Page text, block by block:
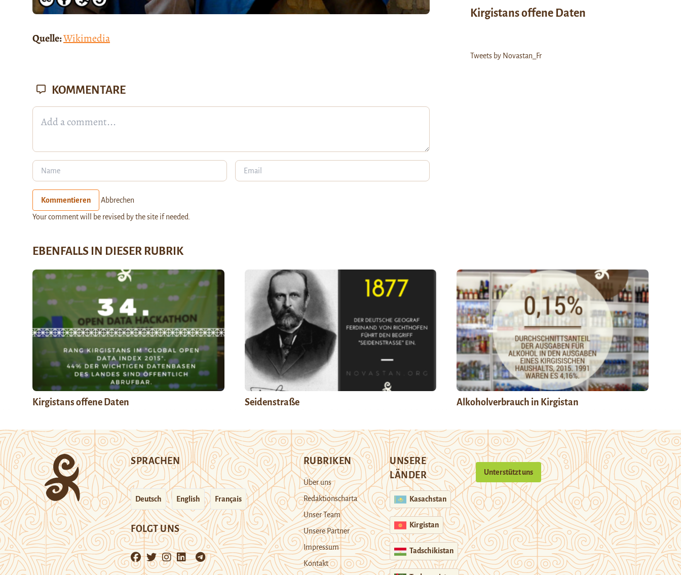
Quelle:Wikimedia
Kirgistans offene Daten
Tweets by Novastan_Fr
KOMMENTARE
Kommentieren Abbrechen
Your comment will be revised by the site if needed.
EBENFALLS IN DIESER RUBRIK
Kirgistans offene Daten Seidenstraße Alkoholverbrauch in Kirgistan
SPRACHEN
Deutsch English Français
FOLGT UNS
RUBRIKEN
Über uns
Redaktionscharta
Unser Team
Unsere Partner
Impressum
Kontakt
UNSERE
LÄNDER
Kasachstan
Kirgistan
Tadschikistan
Unterstützt uns